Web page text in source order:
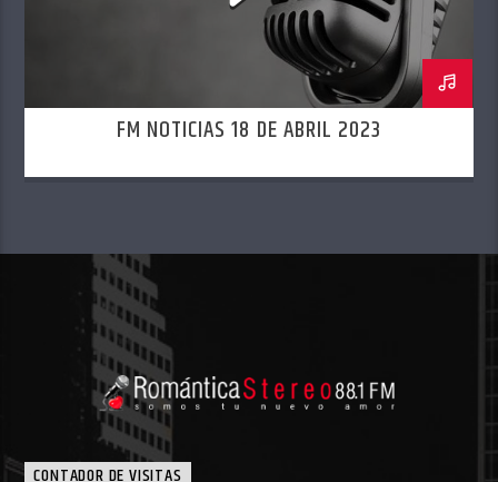
FM NOTICIAS 18 DE ABRIL 2023
CONTADOR DE VISITAS